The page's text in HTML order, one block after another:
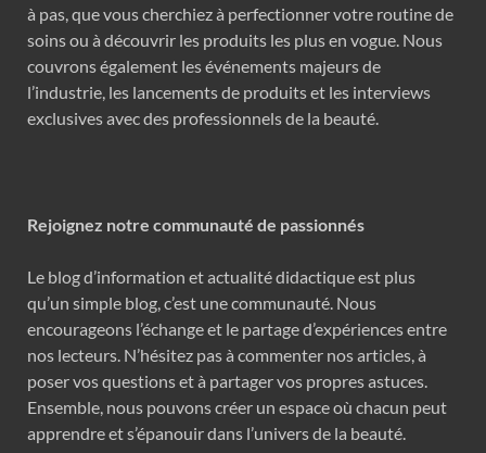
à pas, que vous cherchiez à perfectionner votre routine de
soins ou à découvrir les produits les plus en vogue. Nous
couvrons également les événements majeurs de
l’industrie, les lancements de produits et les interviews
exclusives avec des professionnels de la beauté.
Rejoignez notre communauté de passionnés
Le blog d’information et actualité didactique est plus
qu’un simple blog, c’est une communauté. Nous
encourageons l’échange et le partage d’expériences entre
nos lecteurs. N’hésitez pas à commenter nos articles, à
poser vos questions et à partager vos propres astuces.
Ensemble, nous pouvons créer un espace où chacun peut
apprendre et s’épanouir dans l’univers de la beauté.